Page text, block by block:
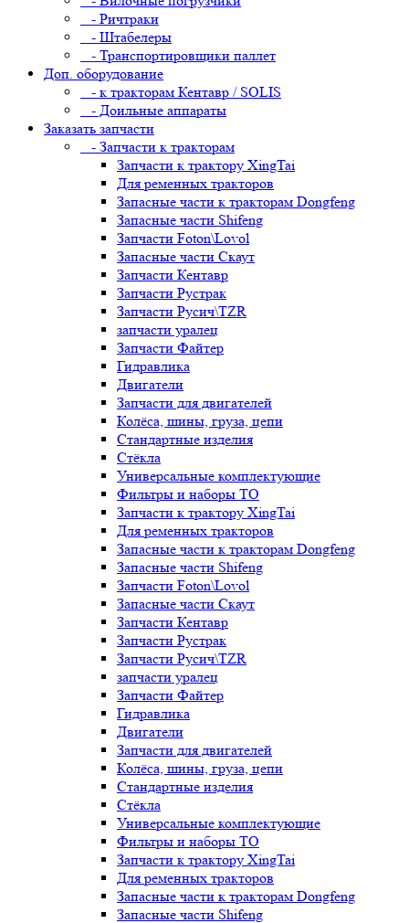
- Ричтраки
- Штабелеры
- Транспортировщики паллет
Доп. оборудование
- к тракторам Кентавр / SOLIS
- Доильные аппараты
Заказать запчасти
- Запчасти к тракторам
Запчасти к трактору XingTai
Для ременных тракторов
Запасные части к тракторам Dongfeng
Запасные части Shifeng
Запчасти Foton\Lovol
Запасные части Скаут
Запчасти Кентавр
Запчасти Рустрак
Запчасти Русич\TZR
запчасти уралец
Запчасти Файтер
Гидравлика
Двигатели
Запчасти для двигателей
Колёса, шины, груза, цепи
Стандартные изделия
Стёкла
Универсальные комплектующие
Фильтры и наборы ТО
Запчасти к трактору XingTai
Для ременных тракторов
Запасные части к тракторам Dongfeng
Запасные части Shifeng
Запчасти Foton\Lovol
Запасные части Скаут
Запчасти Кентавр
Запчасти Рустрак
Запчасти Русич\TZR
запчасти уралец
Запчасти Файтер
Гидравлика
Двигатели
Запчасти для двигателей
Колёса, шины, груза, цепи
Стандартные изделия
Стёкла
Универсальные комплектующие
Фильтры и наборы ТО
Запчасти к трактору XingTai
Для ременных тракторов
Запасные части к тракторам Dongfeng
Запасные части Shifeng